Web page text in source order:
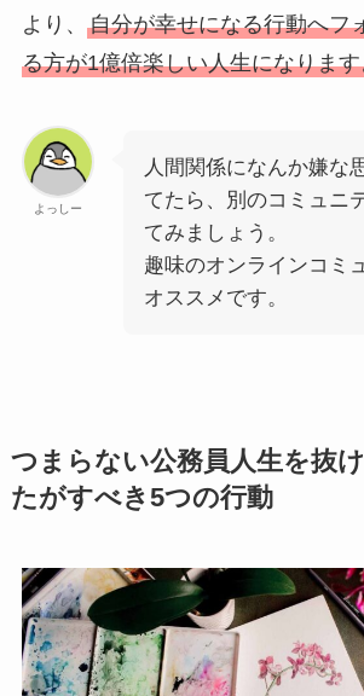
より、 自分が幸せになる行動へフ
る方が1億倍楽しい人生になりま
よっしー
人間関係になんか嫌な
てたら、別のコミュニ
てみましょう。
趣味のオンラインコミ
オススメです。
つまらない公務員人生を抜
たがすべき5つの行動